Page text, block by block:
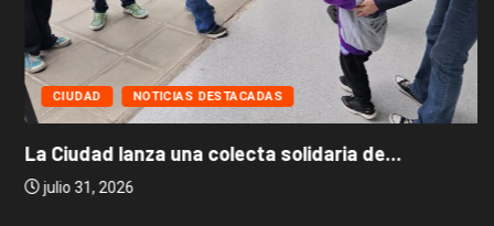
CIUDAD NOTICIAS DESTACADAS
La Ciudad lanza una colecta solidaria de...
julio 31, 2026